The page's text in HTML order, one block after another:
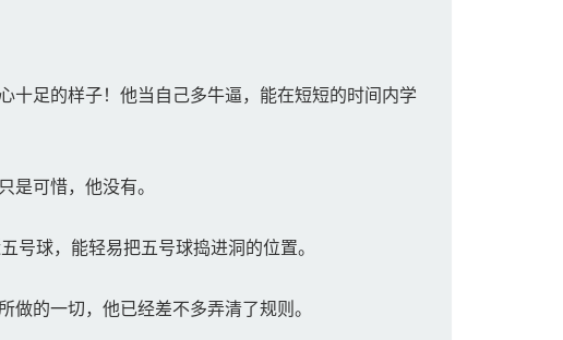
足的样子！他当自己多牛逼，能在短短的时间内学
可惜，他没有。
号球，能轻易把五号球捣进洞的位置。
的一切，他已经差不多弄清了规则。